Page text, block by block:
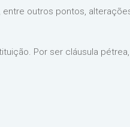
entre outros pontos,
Por ser cláusula